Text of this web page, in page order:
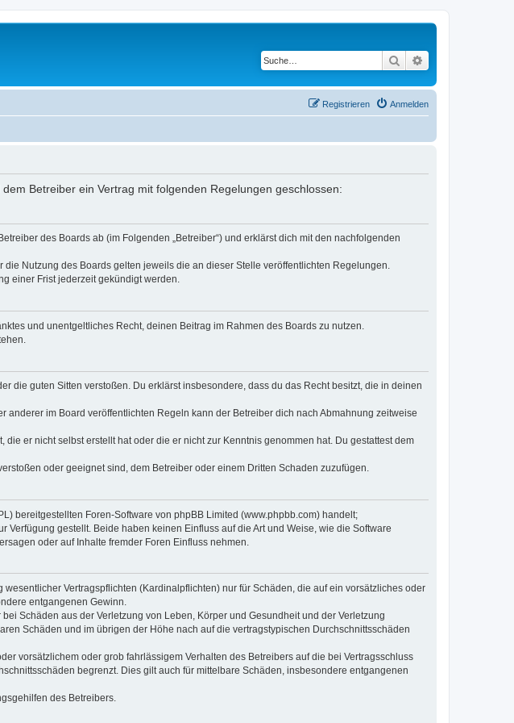
Suche
Anmelden
Registrieren
Betreiber ein Vertrag mit folgenden Regelungen geschlossen:
des Boards ab (im Folgenden „Betreiber“) und erklärst dich mit den nachfolgenden
Nutzung des Boards gelten jeweils die an dieser Stelle veröffentlichten Regelungen.
einer Frist jederzeit gekündigt werden.
und unentgeltliches Recht, deinen Beitrag im Rahmen des Boards zu nutzen.
die guten Sitten verstoßen. Du erklärst insbesondere, dass du das Recht besitzt, die in deinen
im Board veröffentlichten Regeln kann der Betreiber dich nach Abmahnung zeitweise
er nicht selbst erstellt hat oder die er nicht zur Kenntnis genommen hat. Du gestattest dem
oder geeignet sind, dem Betreiber oder einem Dritten Schaden zuzufügen.
bereitgestellten Foren-Software von phpBB Limited (www.phpbb.com) handelt;
gestellt. Beide haben keinen Einfluss auf die Art und Weise, wie die Software
oder auf Inhalte fremder Foren Einfluss nehmen.
Vertragspflichten (Kardinalpflichten) nur für Schäden, die auf ein vorsätzliches oder
entgangenen Gewinn.
Schäden aus der Verletzung von Leben, Körper und Gesundheit und der Verletzung
Schäden und im übrigen der Höhe nach auf die vertragstypischen Durchschnittsschäden
vorsätzlichem oder grob fahrlässigem Verhalten des Betreibers auf die bei Vertragsschluss
begrenzt. Dies gilt auch für mittelbare Schäden, insbesondere entgangenen
des Betreibers.